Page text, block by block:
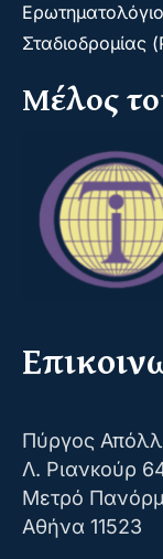
Σταδιοδρομίας
Μέλος
Πύργος
Λ. Ριανκούρ
Μετρό
Αθήνα 11523